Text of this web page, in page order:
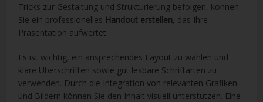
Tricks zur Gestaltung und Strukturierung befolgen, können
Sie ein professionelles Handout erstellen, das Ihre
Präsentation aufwertet.
Es ist wichtig, ein ansprechendes Layout zu wählen und
klare Überschriften sowie gut lesbare Schriftarten zu
verwenden. Durch die Integration von relevanten Grafiken
und Bildern können Sie den Inhalt visuell unterstützen. Eine